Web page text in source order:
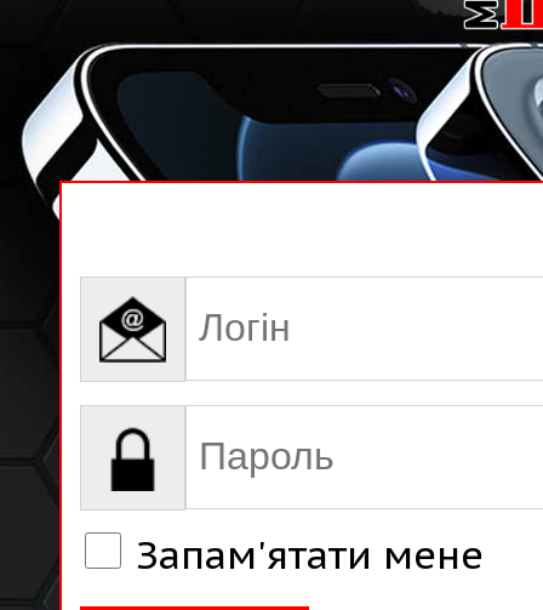
Запам'ятати мене